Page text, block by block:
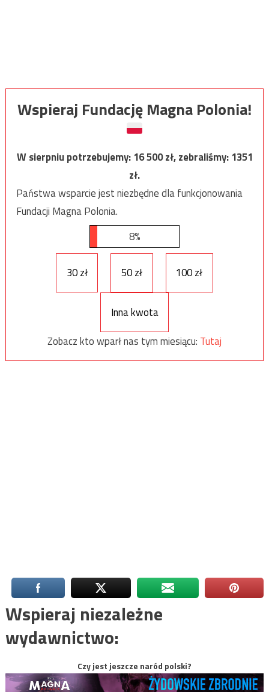
Wspieraj Fundację Magna Polonia!
W sierpniu potrzebujemy:16 500zł, zebraliśmy:1351
zł.
Państwa wsparcie jest niezbędne dla funkcjonowania
Fundacji Magna Polonia.
8%
30 zł 50 zł 100 zł
Inna kwota
Zobacz kto wparł nas tym miesiącu: Tutaj
Wspieraj niezależne
wydawnictwo:
Czy jest jeszcze naród polski?